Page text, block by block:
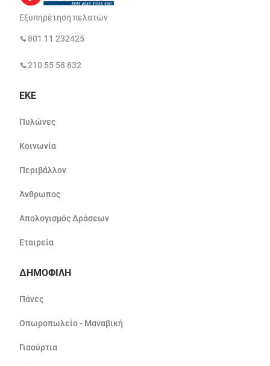
Εξυπηρέτηση πελατών
801 11 232425
210 55 58 832
ΕΚΕ
Πυλώνες
Κοινωνία
Περιβάλλον
Άνθρωπος
Απολογισμός Δράσεων
Εταιρεία
ΔΗΜΟΦΙΛΗ
Πάνες
Οπωροπωλείο - Μαναβική
Γιαούρτια